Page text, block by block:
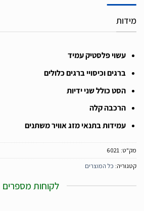
מידות
עשוי פלסטיק עמיד
ברגים וכיסויי ברגים כלולים
הסט כולל שני ידיות
הרכבה קלה
עמידות בתנאי מזג אוויר משתנים
מק"ט: 6021
קטגוריה: כל המוצרים
לקוחות מספרים